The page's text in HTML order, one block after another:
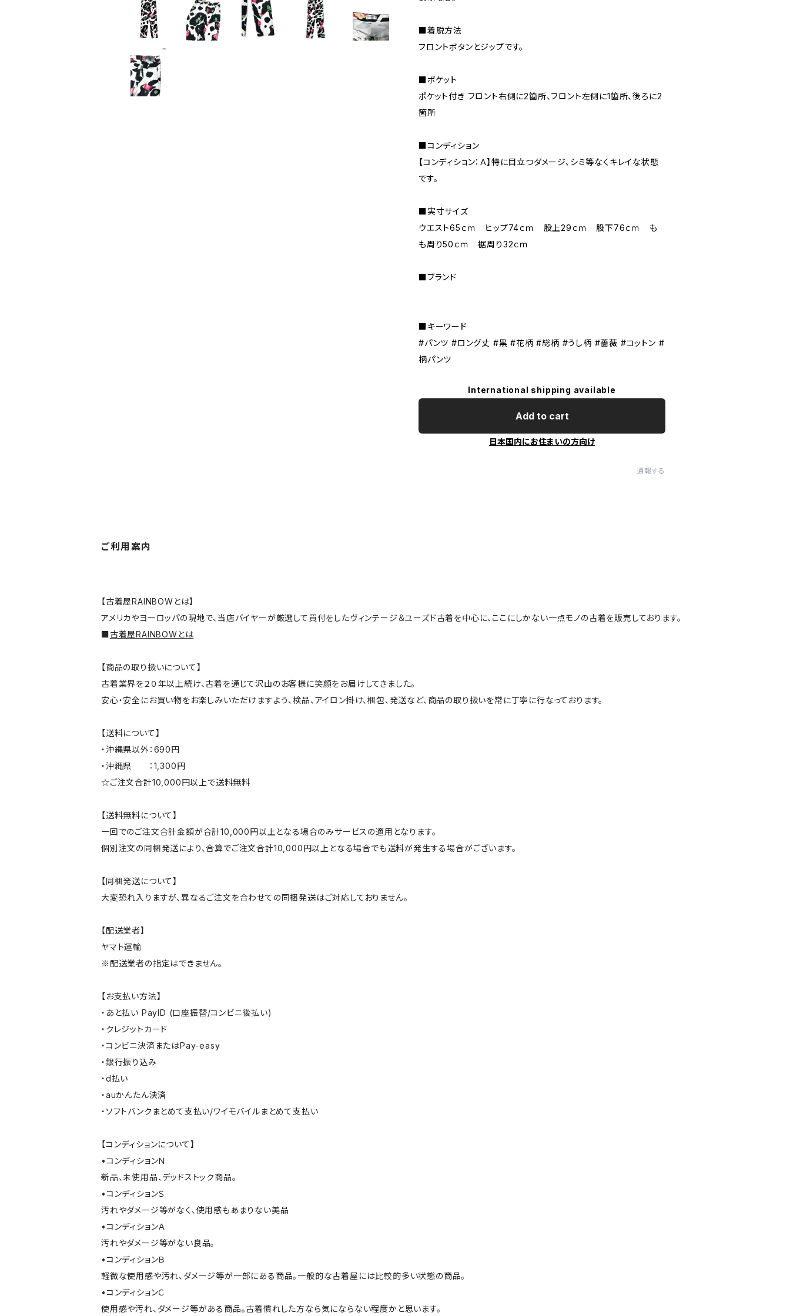
■着脱方法
フロントボタンとジップです。
■ポケット
ポケット付き フロント右側に2箇所、フロント左側に1箇所、後ろに2
箇所
■コンディション
【コンディション：Ａ】特に目立つダメージ、シミ等なくキレイな状態
です。
■実寸サイズ
ウエスト65ｃｍ ヒップ74ｃｍ 股上29ｃｍ 股下76ｃｍ も
も周り50ｃｍ 裾周り32ｃｍ
■ブランド
■キーワード
#パンツ #ロング丈 #黒 #花柄 #総柄 #うし柄 #薔薇 #コットン #
柄パンツ
International shipping available
Add to cart
日本国内にお住まいの方向け
通報する
ご利用案内
【古着屋RAINBOWとは】
アメリカやヨーロッパの現地で、当店バイヤーが厳選して買付をしたヴィンテージ＆ユーズド古着を中心に、ここにしかない一点モノの古着を販売しております。
■古着屋RAINBOWとは
【商品の取り扱いについて】
古着業界を２０年以上続け、古着を通じて沢山のお客様に笑顔をお届けしてきました。
安心・安全にお買い物をお楽しみいただけますよう、検品、アイロン掛け、梱包、発送など、商品の取り扱いを常に丁寧に行なっております。
【送料について】
・沖縄県以外：690円
・沖縄県 ：1,300円
☆ご注文合計10,000円以上で送料無料
【送料無料について】
一回でのご注文合計金額が合計10,000円以上となる場合のみサービスの適用となります。
個別注文の同梱発送により、合算でご注文合計10,000円以上となる場合でも送料が発生する場合がございます。
【同梱発送について】
大変恐れ入りますが、異なるご注文を合わせての同梱発送はご対応しておりません。
【配送業者】
ヤマト運輸
※配送業者の指定はできません。
【お支払い方法】
・あと払い PayID (口座振替/コンビニ後払い)
・クレジットカード
・コンビニ決済またはPay-easy
・銀行振り込み
・d払い
・auかんたん決済
・ソフトバンクまとめて支払い/ワイモバイルまとめて支払い
【コンディションについて】
•コンディションＮ
新品、未使用品、デッドストック商品。
•コンディションＳ
汚れやダメージ等がなく、使用感もあまりない美品
•コンディションＡ
汚れやダメージ等がない良品。
•コンディションＢ
軽微な使用感や汚れ、ダメージ等が一部にある商品。一般的な古着屋には比較的多い状態の商品。
•コンディションＣ
使用感や汚れ、ダメージ等がある商品。古着慣れした方なら気にならない程度かと思います。